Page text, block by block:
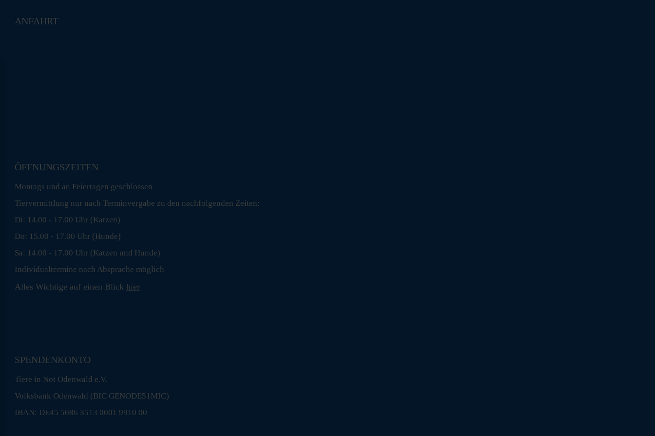
ANFAHRT
ÖFFNUNGSZEITEN
Montags und an Feiertagen geschlossen
Tiervermittlung nur nach Terminvergabe zu den nachfolgenden Zeiten:
Di: 14.00 - 17.00 Uhr (Katzen)
Do: 15.00 - 17.00 Uhr (Hunde)
Sa: 14.00 - 17.00 Uhr (Katzen und Hunde)
Individualtermine nach Absprache möglich
Alles Wichtige auf einen Blick hier
SPENDENKONTO
Tiere in Not Odenwald e.V.
Volksbank Odenwald (BIC GENODE51MIC)
IBAN: DE45 5086 3513 0001 9910 00